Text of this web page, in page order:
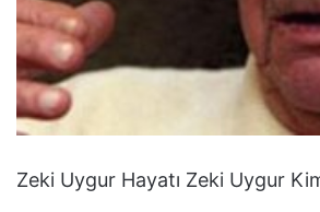
Zeki Uygur Hayatı Zeki Uygur